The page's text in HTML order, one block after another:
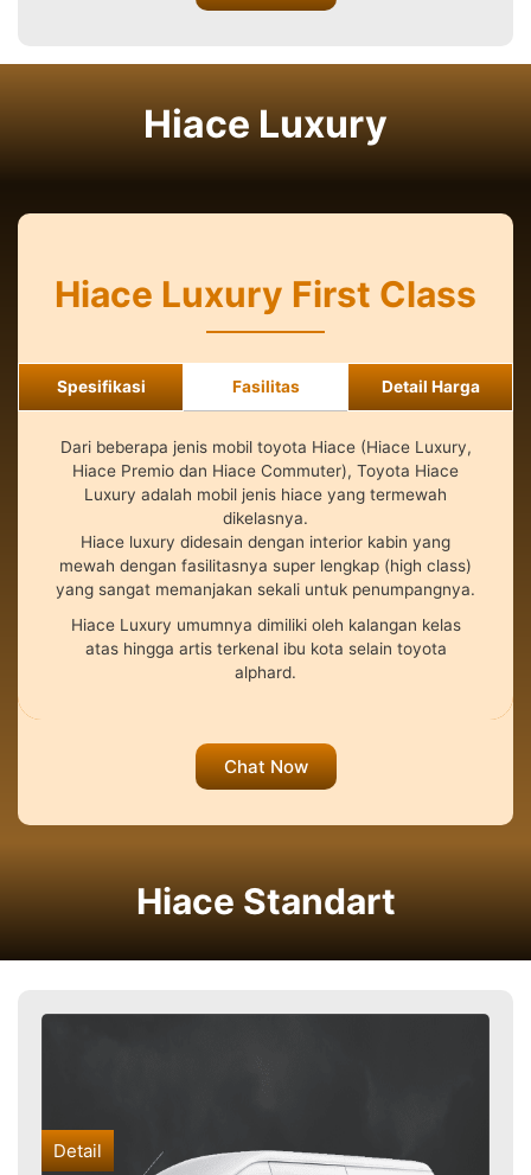
Hiace Luxury
Hiace Luxury First Class
Spesifikasi Fasilitas Detail Harga
Dari beberapa jenis mobil toyota Hiace (Hiace Luxury,
Hiace Premio dan Hiace Commuter), Toyota Hiace
Luxury adalah mobil jenis hiace yang termewah
dikelasnya.
Hiace luxury didesain dengan interior kabin yang
mewah dengan fasilitasnya super lengkap (high class)
yang sangat memanjakan sekali untuk penumpangnya.
Hiace Luxury umumnya dimiliki oleh kalangan kelas
atas hingga artis terkenal ibu kota selain toyota
alphard.
Chat Now
Hiace Standart
Detail